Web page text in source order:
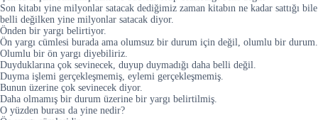
Son kitabı yine milyonlar satacak dediğimiz zaman kitabın ne kadar sattığı bile
belli değilken yine milyonlar satacak diyor.
Önden bir yargı belirtiyor.
Ön yargı cümlesi burada ama olumsuz bir durum için değil, olumlu bir durum.
Olumlu bir ön yargı diyebiliriz.
Duyduklarına çok sevinecek, duyup duymadığı daha belli değil.
Duyma işlemi gerçekleşmemiş, eylemi gerçekleşmemiş.
Bunun üzerine çok sevinecek diyor.
Daha olmamış bir durum üzerine bir yargı belirtilmiş.
O yüzden burası da yine nedir?